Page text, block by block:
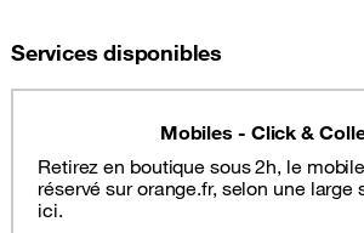
Services disponibles
Mobiles - Click &
Retirez en boutique sous 2h, le
réservé sur orange.fr, selon une
ici.